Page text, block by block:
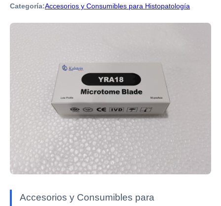
Categoría:Accesorios y Consumibles para Histopatología
Accesorios y Consumibles para